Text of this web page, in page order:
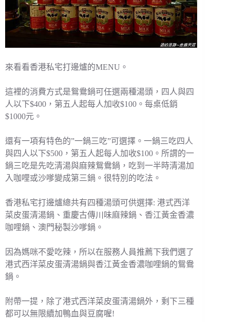
來看看香港私宅打邊爐的MENU。
這裡的消費方式是鴛鴦鍋可任選兩種湯頭，四人與四
人以下$400，第五人起每人加收$100。每桌低銷
$1000元。
還有一項有特色的”一鍋三吃”可選擇。一鍋三吃四人
與四人以下$500，第五人起每人加收$100。所謂的一
鍋三吃是先吃清湯與麻辣鴛鴦鍋，吃到一半時清湯加
入咖哩或沙嗲變成第三鍋。很特別的吃法。
香港私宅打邊爐總共有四種湯頭可供選擇: 港式西洋
菜皮蛋清湯鍋、重慶古傳川味麻辣鍋、香江黃金香濃
咖哩鍋、澳門秘製沙嗲鍋。
因為媽咪不愛吃辣，所以在服務人員推薦下我們選了
港式西洋菜皮蛋清湯鍋與香江黃金香濃咖哩鍋的鴛鴦
鍋。
附帶一提，除了港式西洋菜皮蛋清湯鍋外，剩下三種
都可以無限續加鴨血與豆腐喔!